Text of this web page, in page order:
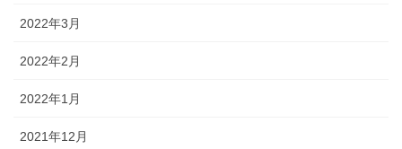
2022年3月
2022年2月
2022年1月
2021年12月